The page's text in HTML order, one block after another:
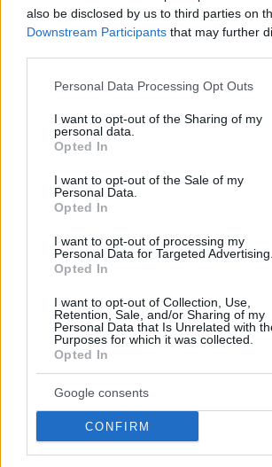
also be disclosed by us to third parties on
Downstream Participants that may further
Please note that this website/app uses one
not limited to your visit or usage behaviour.
grant or deny consent to Google and its
use your data for below specified purposes
consent section.
Personal Data Processing Opt Outs
I want to opt-out of the Sharing of my
personal data.
Opted In
I want to opt-out of the Sale of my
Personal Data.
Opted In
I want to opt-out of processing my
Personal Data for Targeted Advertising.
Opted In
I want to opt-out of Collection, Use,
Retention, Sale, and/or Sharing of my
Personal Data that Is Unrelated with
Purposes for which it was collected.
Opted In
Google consents
CONFIRM